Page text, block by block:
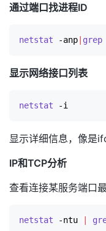
通过端口找进程ID
netstat -anp grep
显示网络接口列表
netstat
显示详细信息，像是
IP和TCP分析
查看连接某服务端口
netstat -ntu